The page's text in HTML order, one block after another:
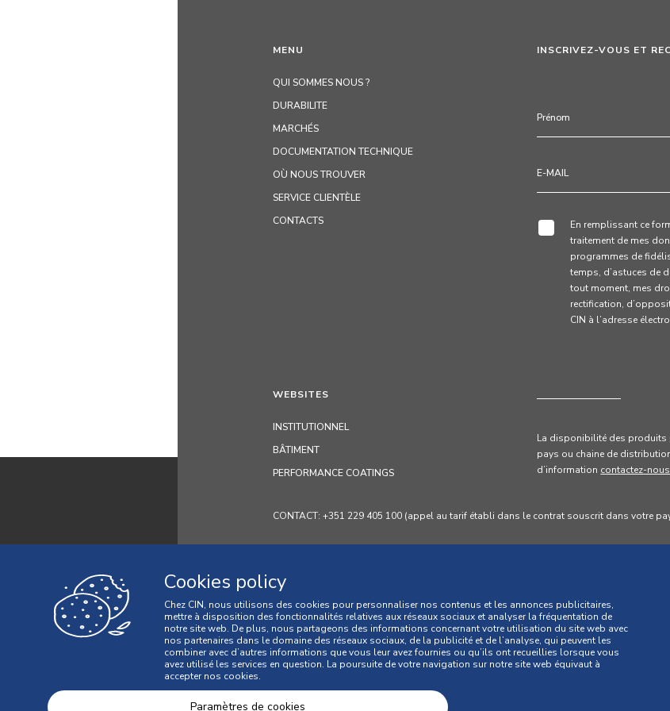
MENU
QUI SOMMES NOUS ?
DURABILITE
MARCHÉS
DOCUMENTATION TECHNIQUE
OÙ NOUS TROUVER
SERVICE CLIENTÈLE
CONTACTS
INSCRIVEZ-VOUS ET
En remplissant ce
traitement de mes
programmes de
temps, d’astuces de
tout moment, mes
rectification,
CIN à l’adresse
WEBSITES
INSTITUTIONNEL
BÂTIMENT
PERFORMANCE COATINGS
La disponibilité des produits
pays ou chaine de
d’information contactez-
CONTACT: +351 229 405 100 (appel au tarif établi dans le contrat souscrit dans votre
Conditions générales de vente
Litiges de consommation
Cookies policy
Chez CIN, nous utilisons des cookies pour personnaliser nos contenus et les annonces publicitaires,
mettre à disposition des fonctionnalités relatives aux réseaux sociaux et analyser la fréquentation de
notre site web. De plus, nous partageons des informations concernant votre utilisation du site web avec
nos partenaires dans le domaine des réseaux sociaux, de la publicité et de l’analyse, qui peuvent les
combiner avec d’autres informations que vous leur avez fournies ou qu’ils ont recueillies lorsque vous
avez utilisé les services en question. La poursuite de votre navigation sur notre site web équivaut à
accepter nos cookies.
Paramètres de cookies